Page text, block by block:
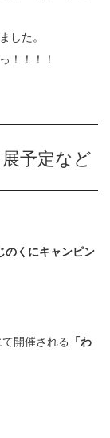
した。
！！！！
予定など
のくにキャンピン
開催される
「わ